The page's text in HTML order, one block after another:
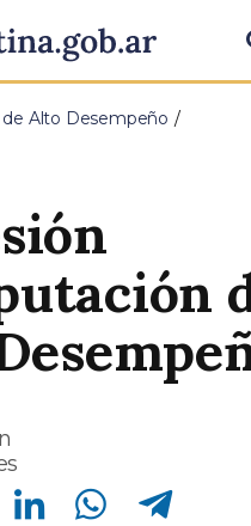
principal
Alto Desempeño
Compartir en Linkedin Compartir en Whatsapp Compartir en Telegram